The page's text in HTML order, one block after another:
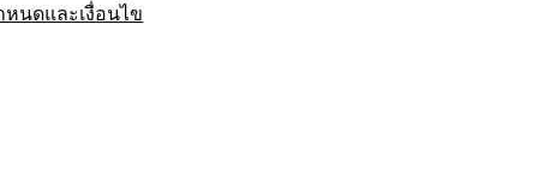
นดและเงื่อนไข